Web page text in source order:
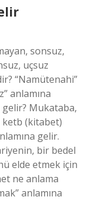
sonsuz,
uçsuz
“Namütenahi”
anlamına
Mukataba,
ketb (kitabet)
gelir.
bir bedel
elde etmek için
ne anlama
anlamına